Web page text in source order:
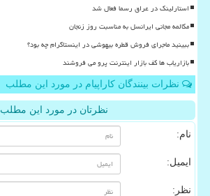
استارلینک در عراق رسما فعال شد
مکالمه مجانی ایرانسل به مناسبت روز زنجان
ببینید ماجرای فروش قطره بیهوشی در اینستاگرام چه بود؟
بازاریاب ها کف بازار اینترنت پرو می فروشند
نظرات بینندگان کاراپیام در مورد این مطلب
نظرتان در مورد این مطلب
نام:
ایمیل:
نظر: